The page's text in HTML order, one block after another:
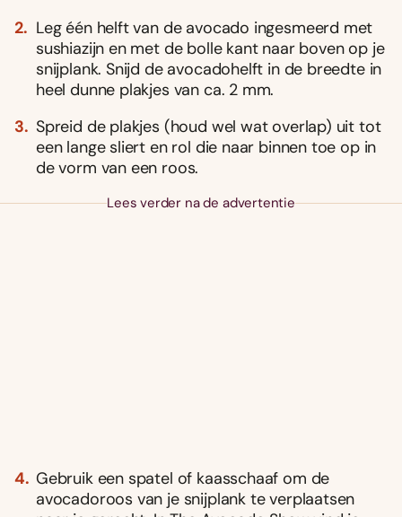
Leg één helft van de avocado ingesmeerd met
sushiazijn en met de bolle kant naar boven op je
snijplank. Snijd de avocadohelft in de breedte in
heel dunne plakjes van ca. 2 mm.
Spreid de plakjes (houd wel wat overlap) uit tot
een lange sliert en rol die naar binnen toe op in
de vorm van een roos.
Lees verder na de advertentie
Gebruik een spatel of kaasschaaf om de
avocadoroos van je snijplank te verplaatsen